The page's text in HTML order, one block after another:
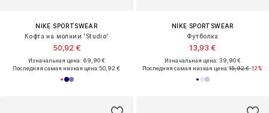
NIKE SPORTSWEAR
Кофта на молнии 'Studio'
50,92 €
Изначальная цена: 69,90 €
Последняя самая низкая цена:50,92 €
NIKE SPORTSWEAR
Футболка
13,93 €
Изначальная цена: 39,90 €
Последняя самая низкая цена:15,92 €-12%